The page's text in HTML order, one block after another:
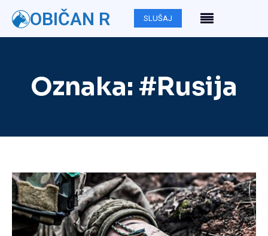
OBIČAN R SLUŠAJ
Oznaka: #Rusija